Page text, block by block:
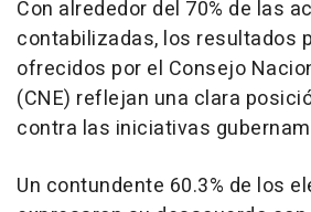
Con alrededor del 70% de las
contabilizadas, los resultados
ofrecidos por el Consejo
(CNE) reflejan una clara
contra las iniciativas
Un contundente 60.3% de los